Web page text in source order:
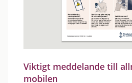
Viktigt meddelande till
mobilen